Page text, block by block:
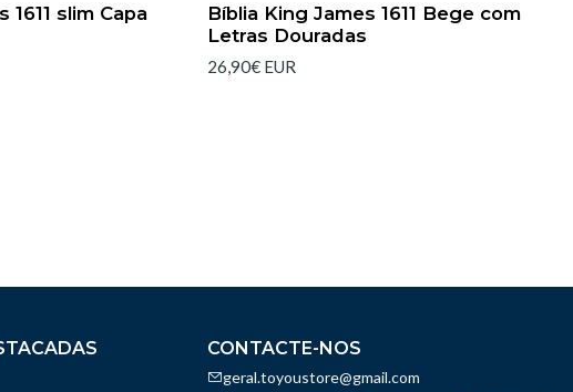
1611 slim Capa
Bíblia King James 1611 Bege com
Letras Douradas
26,90€ EUR
CONTACTE-NOS
geral.toyoustore@gmail.com